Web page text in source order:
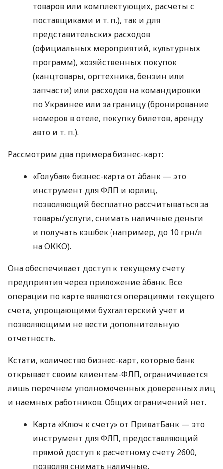
товаров или комплектующих, расчеты с
поставщиками и т. п.), так и для
представительских расходов
(официальных мероприятий, культурных
программ), хозяйственных покупок
(канцтовары, оргтехника, бензин или
запчасти) или расходов на командировки
по Украинее или за границу (бронирование
номеров в отеле, покупку билетов, аренду
авто и т. п.).
Рассмотрим два примера бизнес-карт:
«Голубая» бизнес-карта от àбанк — это
инструмент для ФЛП и юрлиц,
позволяющий бесплатно рассчитываться за
товары/услуги, снимать наличные деньги
и получать кэшбек (например, до 10 грн/л
на ОККО).
Она обеспечивает доступ к текущему счету
предприятия через приложение àбанк. Все
операции по карте являются операциями текущего
счета, упрощающими бухгалтерский учет и
позволяющими не вести дополнительную
отчетность.
Кстати, количество бизнес-карт, которые банк
открывает своим клиентам-ФЛП, ограничивается
лишь перечнем уполномоченных доверенных лиц
и наемных работников. Общих ограничений нет.
Карта «Ключ к счету» от ПриватБанк — это
инструмент для ФЛП, предоставляющий
прямой доступ к расчетному счету 2600,
позволяя снимать наличные,